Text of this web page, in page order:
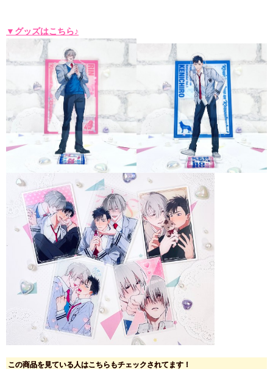
▼グッズはこちら♪
この商品を見ている人はこちらもチェックされてます！